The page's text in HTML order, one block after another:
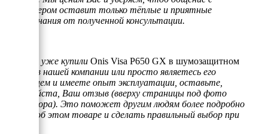
менеджером оставит только тёплые и приятные
воспоминания от полученной консультации.
Если Вы уже купили Onis Visa P650 GX в шумозащитном
в нашей компании или просто являетесь его
владельцем и имеете опыт эксплуатации, оставьте,
пожалуйста, Ваш отзыв (вверху страницы под фото
генератора). Это поможет другим людям более подробно
узнать об этом товаре и сделать правильный выбор при